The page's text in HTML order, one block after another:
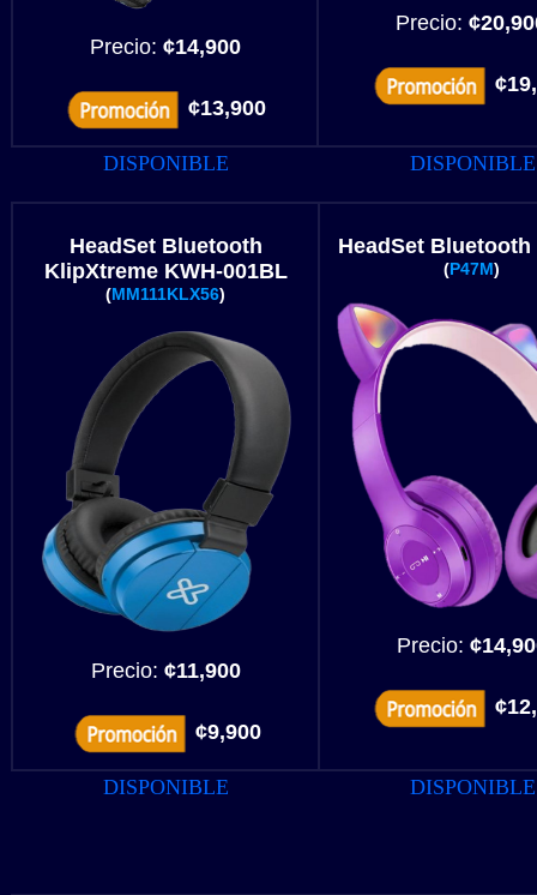
Precio: ¢14,900
¢13,900
Precio:
DISPONIBLE DISPONIBLE
HeadSet Bluetooth
KlipXtreme KWH-001BL
(MM111KLX56)
Precio: ¢11,900
¢9,900
HeadSet Bluetooth
(P47M)
Precio:
DISPONIBLE DISPONIBLE